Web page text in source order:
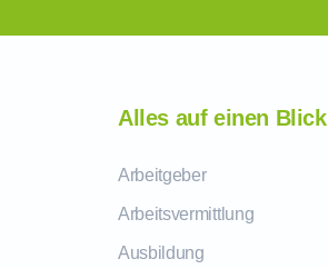
Alles auf einen Blick
Arbeitgeber
Arbeitsvermittlung
Ausbildung